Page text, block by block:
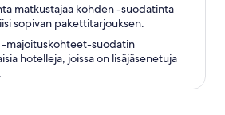
matkustajaa kohden -suodatinta
sopivan pakettitarjouksen.
-majoituskohteet-suodatin
hotelleja, joissa on lisäjäsenetuja